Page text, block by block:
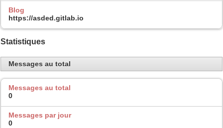
Blog
https://asded.gitlab.io
Statistiques
Messages au total
Messages au total
0
Messages par jour
0